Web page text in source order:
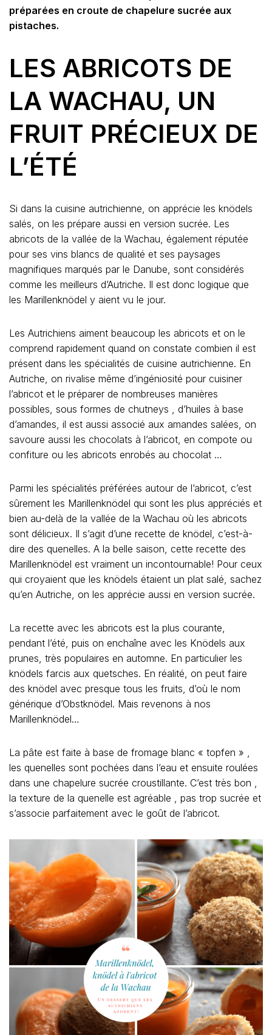
préparées en croute de chapelure sucrée aux
pistaches.
LES ABRICOTS DE
LA WACHAU, UN
FRUIT PRÉCIEUX DE
L’ÉTÉ
Si dans la cuisine autrichienne, on apprécie les knödels
salés, on les prépare aussi en version sucrée. Les
abricots de la vallée de la Wachau, également réputée
pour ses vins blancs de qualité et ses paysages
magnifiques marqués par le Danube, sont considérés
comme les meilleurs d’Autriche. Il est donc logique que
les Marillenknödel y aient vu le jour.
Les Autrichiens aiment beaucoup les abricots et on le
comprend rapidement quand on constate combien il est
présent dans les spécialités de cuisine autrichienne. En
Autriche, on rivalise même d’ingéniosité pour cuisiner
l’abricot et le préparer de nombreuses manières
possibles, sous formes de chutneys , d’huiles à base
d’amandes, il est aussi associé aux amandes salées, on
savoure aussi les chocolats à l’abricot, en compote ou
confiture ou les abricots enrobés au chocolat …
Parmi les spécialités préférées autour de l’abricot, c’est
sûrement les Marillenknödel qui sont les plus appréciés et
bien au-delà de la vallée de la Wachau où les abricots
sont délicieux. Il s’agit d’une recette de knödel, c’est-à-
dire des quenelles. A la belle saison, cette recette des
Marillenknödel est vraiment un incontournable! Pour ceux
qui croyaient que les knödels étaient un plat salé, sachez
qu’en Autriche, on les apprécie aussi en version sucrée.
La recette avec les abricots est la plus courante,
pendant l’été, puis on enchaîne avec les Knödels aux
prunes, très populaires en automne. En particulier les
knödels farcis aux quetsches. En réalité, on peut faire
des knödel avec presque tous les fruits, d’où le nom
générique d’Obstknödel. Mais revenons à nos
Marillenknödel…
La pâte est faite à base de fromage blanc « topfen » ,
les quenelles sont pochées dans l’eau et ensuite roulées
dans une chapelure sucrée croustillante. C’est très bon ,
la texture de la quenelle est agréable , pas trop sucrée et
s’associe parfaitement avec le goût de l’abricot.